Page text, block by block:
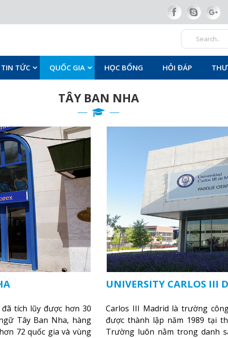
TIN TỨC QUỐC GIA HỌC BỔNG HỎI ĐÁP
TÂY BAN NHA
tích lũy được hơn 30
Tây Ban Nha, hàng
72 quốc gia và vùng
UNIVERSITY CARLOS III
Carlos III Madrid là trường
được thành lập năm 1989 tại
Trường luôn nằm trong danh